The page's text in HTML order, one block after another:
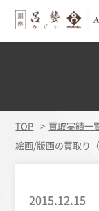
TOP
買取実績一
絵画/版画の買取り
2015.12.15